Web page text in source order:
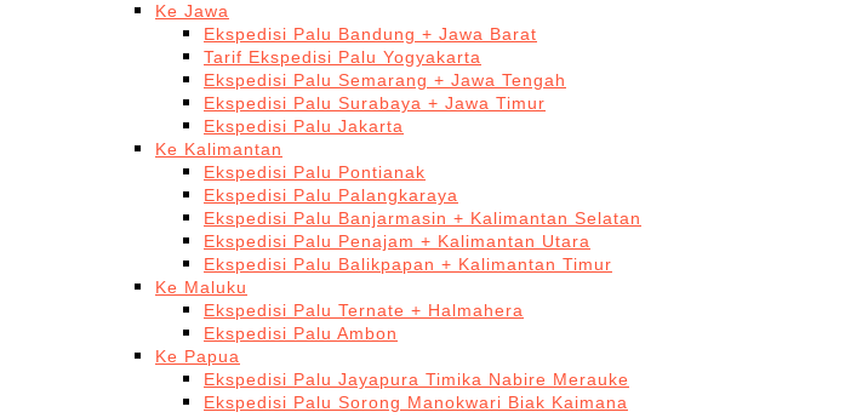
Ke Jawa
Ekspedisi Palu Bandung + Jawa Barat
Tarif Ekspedisi Palu Yogyakarta
Ekspedisi Palu Semarang + Jawa Tengah
Ekspedisi Palu Surabaya + Jawa Timur
Ekspedisi Palu Jakarta
Ke Kalimantan
Ekspedisi Palu Pontianak
Ekspedisi Palu Palangkaraya
Ekspedisi Palu Banjarmasin + Kalimantan Selatan
Ekspedisi Palu Penajam + Kalimantan Utara
Ekspedisi Palu Balikpapan + Kalimantan Timur
Ke Maluku
Ekspedisi Palu Ternate + Halmahera
Ekspedisi Palu Ambon
Ke Papua
Ekspedisi Palu Jayapura Timika Nabire Merauke
Ekspedisi Palu Sorong Manokwari Biak Kaimana